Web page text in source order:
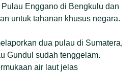
Enggano di Bengkulu dan
untuk tahanan khusus negara.
dua pulau di Sumatera,
Gundul sudah tenggelam.
air laut jelas